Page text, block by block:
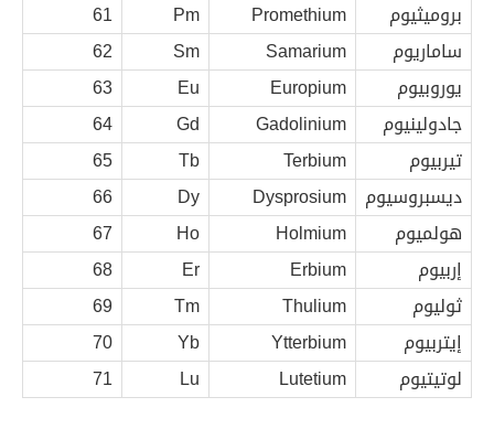
بروميثيوم Promethium
Pm
61
ساماريوم
Samarium
Sm
62
يوروبيوم
Europium
Eu
63
جادولينيوم
Gadolinium
Gd
64
تيربيوم
Terbium
Tb
65
ديسبروسيوم Dysprosium
Dy
66
هولميوم
Holmium
Ho
67
إربيوم
Erbium
Er
68
ثوليوم
Thulium
Tm
69
إيتربيوم
Ytterbium
Yb
70
لوتيتيوم
Lutetium
Lu
71